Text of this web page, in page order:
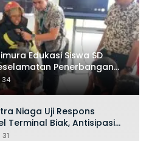
Edukasi Siswa SD
Penerbangan
Layang-layang di
34
Niaga Uji Respons
Terminal Biak, Antisipasi
dan Tumpahan BBM
31